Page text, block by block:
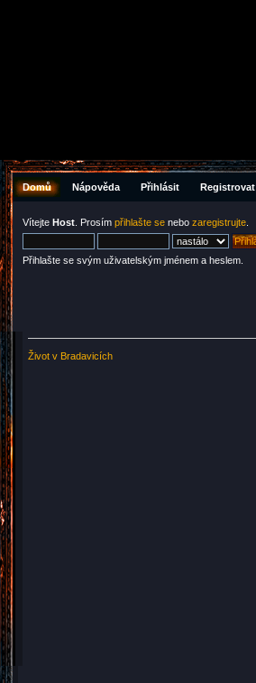
Domů Nápověda Přihlásit Registrovat
Vítejte Host . Prosím přihlašte se nebo zaregistrujte
Přihlašte se svým uživatelským jménem a heslem.
Život v Bradavicích